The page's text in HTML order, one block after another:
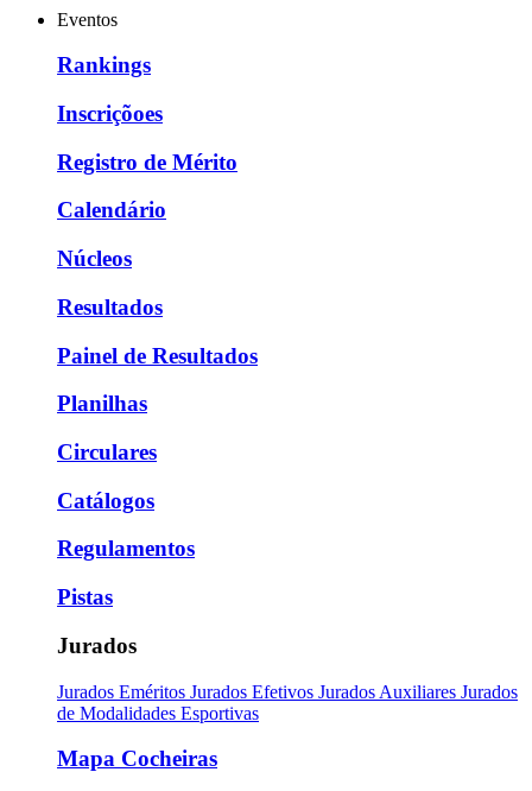
Eventos
Rankings
Inscriçõoes
Registro de Mérito
Calendário
Núcleos
Resultados
Painel de Resultados
Planilhas
Circulares
Catálogos
Regulamentos
Pistas
Jurados
Jurados Eméritos Jurados Efetivos Jurados Auxiliares Jurados
de Modalidades Esportivas
Mapa Cocheiras